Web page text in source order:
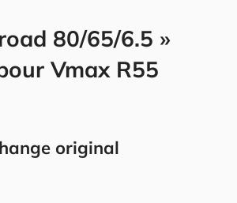
80/65/6.5 »
Vmax R55
original